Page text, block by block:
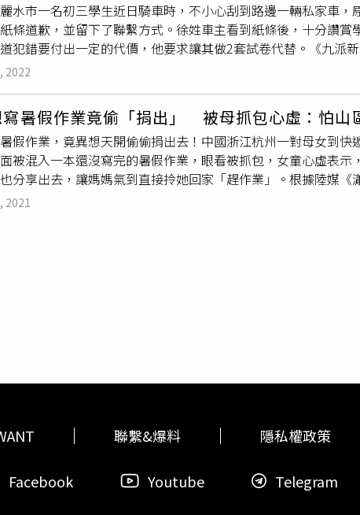
水市一名初三學生近日騎車時，不小心刮到路邊一輛私家車
條道歉，並留下了聯繫方式。徐姓車主看到紙條後，十分讚
犯錯要付出一定的代價，他要求讓其做2套試卷代替。《九派
行車外出時，不慎擦撞到路邊的小客車，導致車輛漆面受損
下了聯繫方式。徐姓車主發現紙條後，認為學生沒有肇事逃逸
個是能讓學生多學點知識，也讓他知道犯錯之後是需要承擔一
就買了 練習冊，晚上躲在被窩裡做好後發給了徐男，讓他大
網友紛紛留言「知道錯了勇於承擔，現在的孩子值得表揚」
的」、「這是最美的處罰」、「為有責任、正能量的孩子和車
2022
暑假作業竟偷「捐出」 被母抓包心虛：怕山
假作業，竟異想天開偷偷捐出去！中國浙江杭州一對母女到
被混入一本還沒寫完的暑假作業，眼看被抓包，女童心虛表
分享出去，讓媽媽氣到直接拎她回家「趕作業」。根據陸媒
包書籍，前往當地快遞點參加一個公益捐書活動。快遞員在
女童因為作業沒寫完，心生一計企圖將作業「送走」。從監視
、「現在的孩子真是讓大人腦殼疼」。
2021
聯繫&爆料 隱私權政策
Facebook Youtube Telegram